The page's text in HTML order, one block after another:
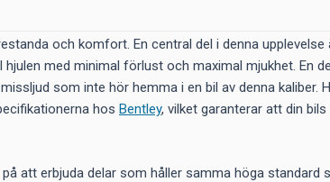
och komfort. En central del i denna upplevelse
med minimal förlust och maximal mjukhet. En
som inte hör hemma i en bil av denna kaliber.
hos Bentley, vilket garanterar att din
att erbjuda delar som håller samma höga standard